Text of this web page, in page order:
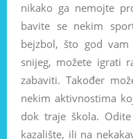
nikako ga nemojte
bavite se nekim
bejzbol, što god
snijeg, možete igrati
zabaviti. Također
nekim aktivnostima
dok traje škola.
kazalište, ili na